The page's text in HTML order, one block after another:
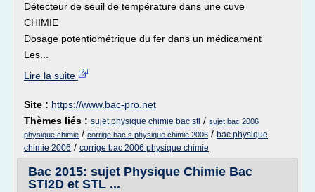
Détecteur de seuil de température dans une cuve
CHIMIE
Dosage potentiométrique du fer dans un médicament
Les...
Lire la suite
Site : https://www.bac-pro.net
Thèmes liés : sujet physique chimie bac stl / sujet bac 2006
physique chimie / corrige bac s physique chimie 2006 / bac physique
chimie 2006 / corrige bac 2006 physique chimie
Bac 2015: sujet Physique Chimie Bac
STI2D et STL ...